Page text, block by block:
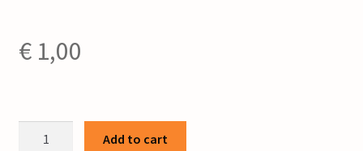
€1,00
Add to cart